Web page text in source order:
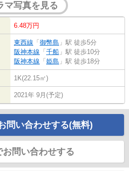
マ写真を見る
6.48万円
東西線 「 御幣島 」駅 徒歩5分
阪神本線 「 千船 」駅 徒歩10分
阪神本線 「 姫島 」駅 徒歩18分
1K(22.15㎡)
2021年 9月(予定)
問い合わせする(無料)
お問い合わせする